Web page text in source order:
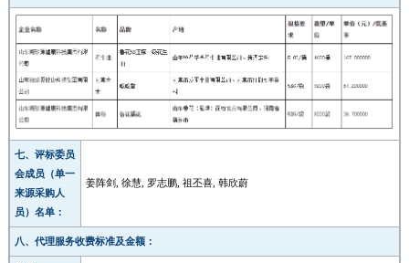
七、评标委员
会成员（单一
来源采购人
员）名单：
姜阵剑, 徐慧, 罗志鹏, 祖丕喜, 韩欣蔚
八、代理服务收费标准及金额：